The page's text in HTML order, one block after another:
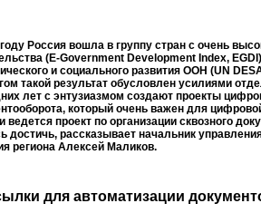
Россия вошла в группу стран с очень
(E-Government Development Index,
и социального развития ООН (UN
такой результат обусловлен усилиями
лет с энтузиазмом создают проекты
который очень важен для
ведется проект по организации сквозного
достичь, рассказывает начальник
региона Алексей Маликов.
для автоматизации